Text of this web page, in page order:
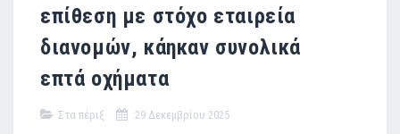
επίθεση με στόχο εταιρεία
διανομών, κάηκαν συνολικά
επτά οχήματα
Στα πέριξ 29 Δεκεμβρίου 2025